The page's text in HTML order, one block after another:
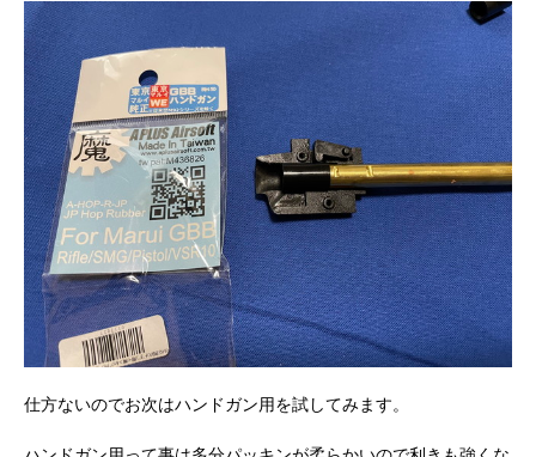
仕方ないのでお次はハンドガン用を試してみます。